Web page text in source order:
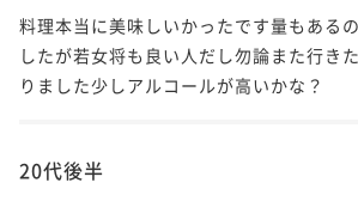
料理本当に美味しいかったです量もある
したが若女将も良い人だし勿論また行き
りました少しアルコールが高いかな？
20代後半